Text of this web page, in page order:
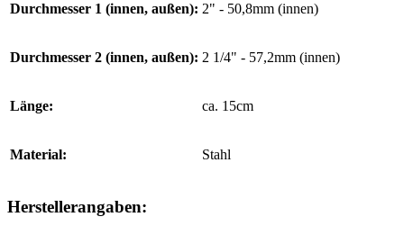
Durchmesser 1 (innen, außen): 2" - 50,8mm (innen)
Durchmesser 2 (innen, außen): 2 1/4" - 57,2mm (innen)
Länge: ca. 15cm
Material: Stahl
Herstellerangaben: